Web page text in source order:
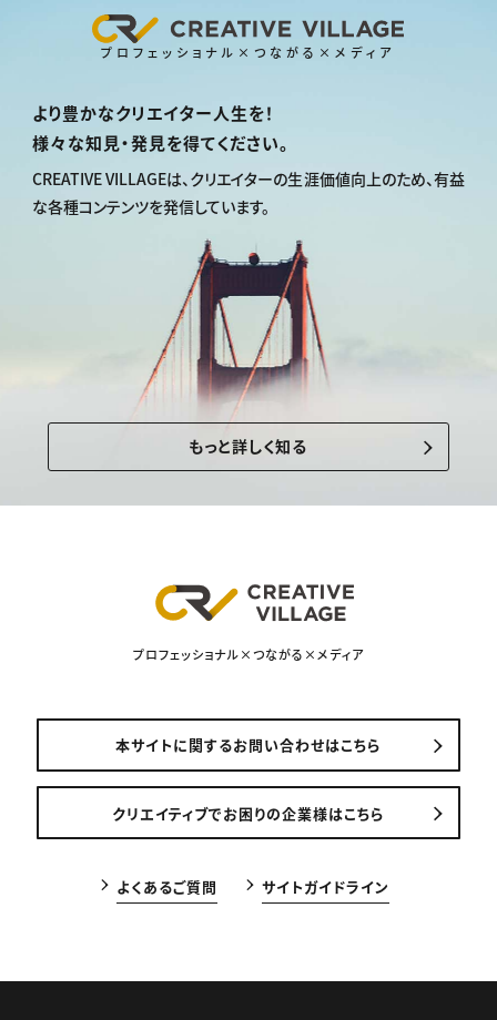
プロフェッショナル×つながる×メディア
より豊かなクリエイター人生を！
様々な知見・発見を得てください。
CREATIVE VILLAGEは、クリエイターの生涯価値向上のため、有益
な各種コンテンツを発信しています。
もっと詳しく知る
プロフェッショナル×つながる×メディア
本サイトに関するお問い合わせはこちら
クリエイティブでお困りの企業様はこちら
よくあるご質問 サイトガイドライン